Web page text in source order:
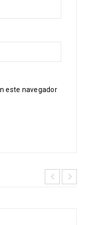
este navegador